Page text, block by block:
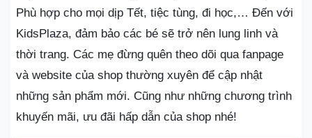
Phù hợp cho mọi dịp Tết, tiệc tùng, đi học,… Đến với
KidsPlaza, đảm bảo các bé sẽ trở nên lung linh và
thời trang. Các mẹ đừng quên theo dõi qua fanpage
và website của shop thường xuyên để cập nhật
những sản phẩm mới. Cũng như những chương trình
khuyến mãi, ưu đãi hấp dẫn của shop nhé!